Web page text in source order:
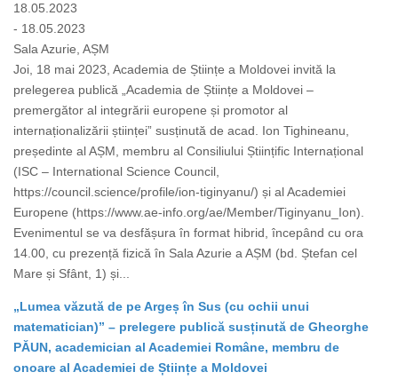
18.05.2023
- 18.05.2023
Sala Azurie, AȘM
Joi, 18 mai 2023, Academia de Științe a Moldovei invită la
prelegerea publică „Academia de Științe a Moldovei –
premergător al integrării europene și promotor al
internaționalizării științei” susținută de acad. Ion Tighineanu,
președinte al AȘM, membru al Consiliului Științific Internațional
(ISC – International Science Council,
https://council.science/profile/ion-tiginyanu/) și al Academiei
Europene (https://www.ae-info.org/ae/Member/Tiginyanu_Ion).
Evenimentul se va desfășura în format hibrid, începând cu ora
14.00, cu prezență fizică în Sala Azurie a AȘM (bd. Ștefan cel
Mare și Sfânt, 1) și...
„Lumea văzută de pe Argeș în Sus (cu ochii unui
matematician)” – prelegere publică susținută de Gheorghe
PĂUN, academician al Academiei Române, membru de
onoare al Academiei de Științe a Moldovei